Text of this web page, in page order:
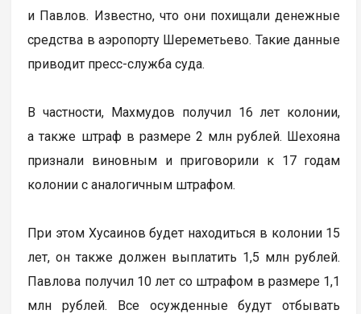
и Павлов. Известно, что они похищали денежные
средства в аэропорту Шереметьево. Такие данные
приводит пресс-служба суда.
В частности, Махмудов получил 16 лет колонии,
а также штраф в размере 2 млн рублей. Шехояна
признали виновным и приговорили к 17 годам
колонии с аналогичным штрафом.
При этом Хусаинов будет находиться в колонии 15
лет, он также должен выплатить 1,5 млн рублей.
Павлова получил 10 лет со штрафом в размере 1,1
млн рублей. Все осужденные будут отбывать